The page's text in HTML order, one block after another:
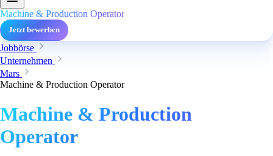
Machine & Production Operator
Jetzt bewerben
Jobbörse
Unternehmen
Mars
Machine & Production Operator
Machine & Production
Operator